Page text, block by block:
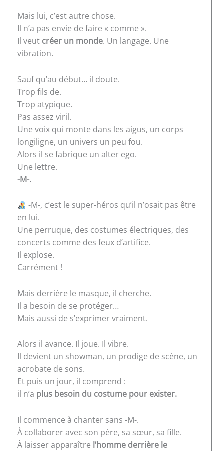
Mais lui, c’est autre chose.
Il n’a pas envie de faire « comme ».
Il veut créer un monde. Un langage. Une
vibration.
Sauf qu’au début… il doute.
Trop fils de.
Trop atypique.
Pas assez viril.
Une voix qui monte dans les aigus, un corps
longiligne, un univers un peu fou.
Alors il se fabrique un alter ego.
Une lettre.
-M-.
-M-, c’est le super-héros qu’il n’osait pas être
en lui.
Une perruque, des costumes électriques, des
concerts comme des feux d’artifice.
Il explose.
Carrément !
Mais derrière le masque, il cherche.
Il a besoin de se protéger…
Mais aussi de s’exprimer vraiment.
Alors il avance. Il joue. Il vibre.
Il devient un showman, un prodige de scène, un
acrobate de sons.
Et puis un jour, il comprend :
il n’a plus besoin du costume pour exister.
Il commence à chanter sans -M-.
À collaborer avec son père, sa sœur, sa fille.
À laisser apparaître l’homme derrière le